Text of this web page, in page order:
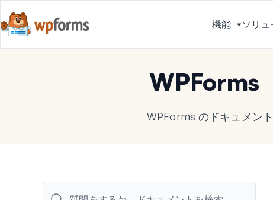
機能
メ
ニ
を
り
ソリュ
WPForms
WPForms のドキュメン